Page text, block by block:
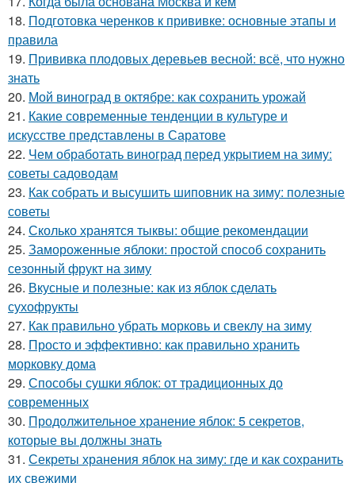
18. Подготовка черенков к прививке: основные этапы и
правила
19. Прививка плодовых деревьев весной: всё, что нужно
знать
20. Мой виноград в октябре: как сохранить урожай
21. Какие современные тенденции в культуре и
искусстве представлены в Саратове
22. Чем обработать виноград перед укрытием на зиму:
советы садоводам
23. Как собрать и высушить шиповник на зиму: полезные
советы
24. Сколько хранятся тыквы: общие рекомендации
25. Замороженные яблоки: простой способ сохранить
сезонный фрукт на зиму
26. Вкусные и полезные: как из яблок сделать
сухофрукты
27. Как правильно убрать морковь и свеклу на зиму
28. Просто и эффективно: как правильно хранить
морковку дома
29. Способы сушки яблок: от традиционных до
современных
30. Продолжительное хранение яблок: 5 секретов,
которые вы должны знать
31. Секреты хранения яблок на зиму: где и как сохранить
их свежими